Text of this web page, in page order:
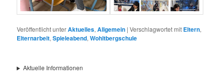
Veröffentlicht unterAktuelles,Allgemein |Verschlagwortet mit Eltern,
Elternarbeit,Spieleabend,Wohltbergschule
Aktuelle Informationen